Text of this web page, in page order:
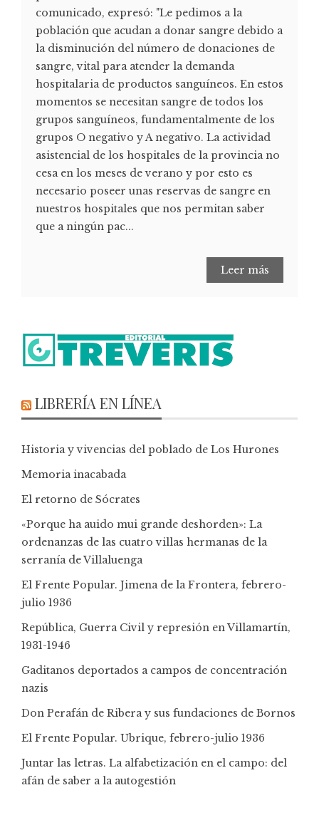
comunicado, expresó: "Le pedimos a la
población que acudan a donar sangre debido a
la disminución del número de donaciones de
sangre, vital para atender la demanda
hospitalaria de productos sanguíneos. En estos
momentos se necesitan sangre de todos los
grupos sanguíneos, fundamentalmente de los
grupos O negativo y A negativo. La actividad
asistencial de los hospitales de la provincia no
cesa en los meses de verano y por esto es
necesario poseer unas reservas de sangre en
nuestros hospitales que nos permitan saber
que a ningún pac...
Leer más
LIBRERÍA EN LÍNEA
Historia y vivencias del poblado de Los Hurones
Memoria inacabada
El retorno de Sócrates
«Porque ha auido mui grande deshorden»: La
ordenanzas de las cuatro villas hermanas de la
serranía de Villaluenga
El Frente Popular. Jimena de la Frontera, febrero-
julio 1936
República, Guerra Civil y represión en Villamartín,
1931-1946
Gaditanos deportados a campos de concentración
nazis
Don Perafán de Ribera y sus fundaciones de Bornos
El Frente Popular. Ubrique, febrero-julio 1936
Juntar las letras. La alfabetización en el campo: del
afán de saber a la autogestión